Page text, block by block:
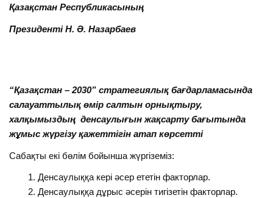
Қазақстан Республикасының
Президенті Н. Ә. Назарбаев
“Қазақстан – 2030” стратегиялық бағдарламасында
салауаттылық өмір салтын орнықтыру,
халқымыздың денсаулығын жақсарту бағытында
жұмыс жүргізу қажеттігін атап көрсетті
Сабақты екі бөлім бойынша жүргіземіз:
Денсаулыққа кері әсер ететін факторлар.
Денсаулыққа дұрыс әсерін тигізетін факторлар.